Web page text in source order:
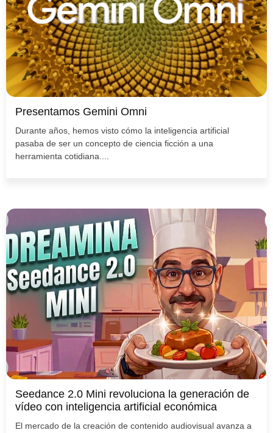
Presentamos Gemini Omni
Durante años, hemos visto cómo la inteligencia artificial
pasaba de ser un concepto de ciencia ficción a una
herramienta cotidiana....
Seedance 2.0 Mini revoluciona la generación de
vídeo con inteligencia artificial económica
El mercado de la creación de contenido audiovisual avanza a